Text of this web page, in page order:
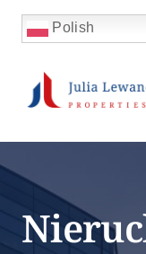
Skip
Polish
Kup dla siebie